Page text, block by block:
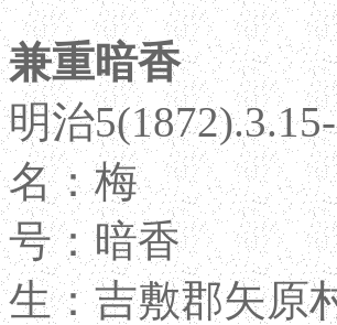
兼重暗香
明治
名：梅
号：暗香
生：吉敷郡矢原